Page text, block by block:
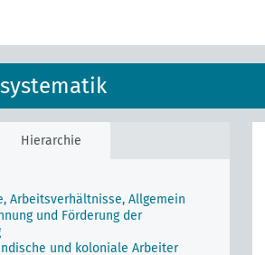
Hierarchie
Arbeitsverhältnisse, Allgemein
und Förderung der
und koloniale Arbeiter